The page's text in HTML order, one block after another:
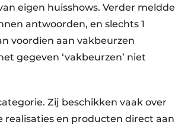
eigen huisshows. Verder meldde
antwoorden, en slechts 1
voordien aan vakbeurzen
gegeven ‘vakbeurzen’ niet
Zij beschikken vaak over
en producten direct aan